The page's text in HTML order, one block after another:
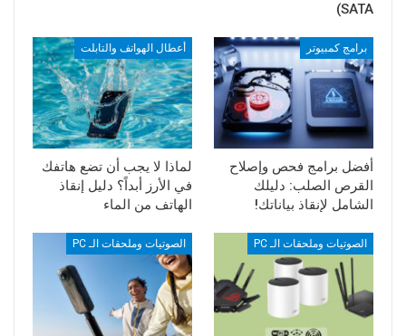
SATA)
برامج كمبيوتر
أفضل برامج فحص وإصلاح
القرص الصلب: دليلك
الشامل لإنقاذ بياناتك!
أعطال الهواتف والتابلت
لماذا لا يجب أن تضع هاتفك
في الأرز أبداً؟ دليل إنقاذ
الهاتف من الماء
الصوتيات وملحقات الـ PC الصوتيات وملحقات الـ PC